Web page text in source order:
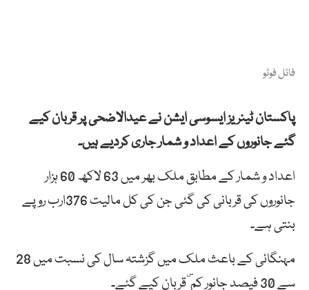
فائل فوٹو
پاکستان ٹینریز ایسوسی ایشن نے عیدالاضحی پر قربان کیے
گئے جانوروں کے اعداد و شمار جاری کردیے ہیں۔
اعداد و شمار کے مطابق ملک بھر میں 63 لاکھ 60 ہزار
جانوروں کی قربانی کی گئی جن کی کل مالیت 376ارب روپے
بنتی ہے۔
مہنگائی کے باعث ملک میں گزشتہ سال کی نسبت میں 28
سے 30 فیصد جانور کم ۜقربان کیے گئے۔